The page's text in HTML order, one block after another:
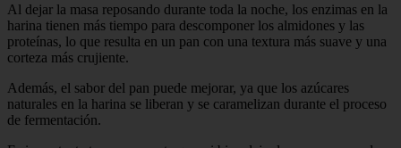
Al dejar la masa reposando durante toda la noche, los enzimas en la
harina tienen más tiempo para descomponer los almidones y las
proteínas, lo que resulta en un pan con una textura más suave y una
corteza más crujiente.
Además, el sabor del pan puede mejorar, ya que los azúcares
naturales en la harina se liberan y se caramelizan durante el proceso
de fermentación.